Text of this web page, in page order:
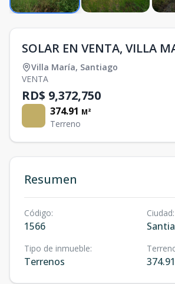
SOLAR EN VENTA, VILLA
Villa María, Santiago
VENTA
RD$ 9,372,750
374.91 M²
Terreno
Resumen
Código:
1566
Ciudad:
Tipo de inmueble:
Terrenos